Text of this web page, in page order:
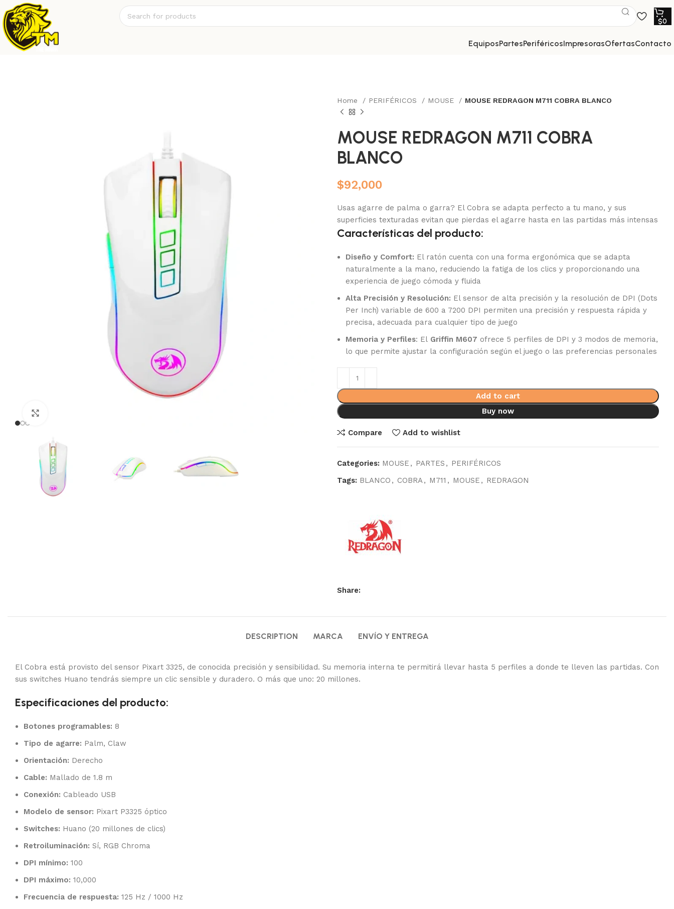
$0
equipos partes periféricos impresoras ofertas contacto
Home PERIFÉRICOS MOUSE MOUSE REDRAGON M711 COBRA BLANCO
MOUSE REDRAGON M711 COBRA
BLANCO
$92,000
Usas agarre de palma o garra? El Cobra se adapta perfecto a tu mano, y sus
superficies texturadas evitan que pierdas el agarre hasta en las partidas más intensas
Características del producto:
Diseño y Comfort: El ratón cuenta con una forma ergonómica que se adapta
naturalmente a la mano, reduciendo la fatiga de los clics y proporcionando una
experiencia de juego cómoda y fluida
Alta Precisión y Resolución: El sensor de alta precisión y la resolución de DPI (Dots
Per Inch) variable de 600 a 7200 DPI permiten una precisión y respuesta rápida y
precisa, adecuada para cualquier tipo de juego
Memoria y Perfiles: El Griffin M607 ofrece 5 perfiles de DPI y 3 modos de memoria,
lo que permite ajustar la configuración según el juego o las preferencias personales
Add to cart
Buy now
Compare Add to wishlist
Categories: MOUSE , PARTES , PERIFÉRICOS
Tags: BLANCO , COBRA, M711 , MOUSE , REDRAGON
Share:
DESCRIPTION MARCA ENVÍO Y ENTREGA
El Cobra está provisto del sensor Pixart 3325, de conocida precisión y sensibilidad. Su memoria interna te permitirá llevar hasta 5 perfiles a donde te lleven las partidas. Con
sus switches Huano tendrás siempre un clic sensible y duradero. O más que uno: 20 millones.
Especificaciones del producto:
Botones programables: 8
Tipo de agarre: Palm, Claw
Orientación: Derecho
Cable: Mallado de 1.8 m
Conexión: Cableado USB
Modelo de sensor: Pixart P3325 óptico
Switches: Huano (20 millones de clics)
Retroiluminación: Sí, RGB Chroma
DPI mínimo: 100
DPI máximo: 10,000
Frecuencia de respuesta: 125 Hz / 1000 Hz